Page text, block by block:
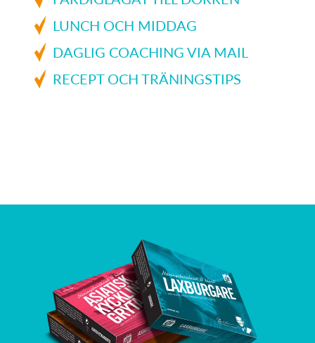
LUNCH OCH MIDDAG
DAGLIG COACHING VIA MAIL
RECEPT OCH TRÄNINGSTIPS